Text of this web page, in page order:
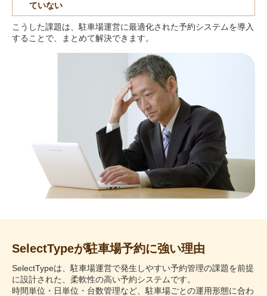
ていない
こうした課題は、駐車場運営に最適化された予約システムを導入
することで、まとめて解決できます。
SelectTypeが駐車場予約に強い理由
SelectTypeは、駐車場運営で発生しやすい予約管理の課題を前提
に設計された、柔軟性の高い予約システムです。
時間単位・日単位・台数管理など、駐車場ごとの運用形態に合わ